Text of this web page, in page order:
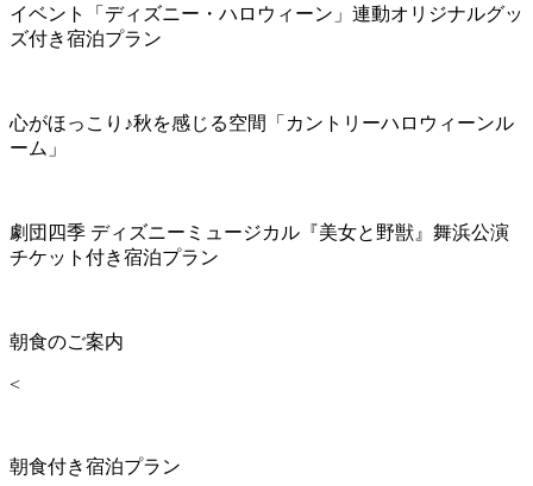
イベント「ディズニー・ハロウィーン」連動オリジナルグッ
ズ付き宿泊プラン
心がほっこり♪秋を感じる空間「カントリーハロウィーンル
ーム」
劇団四季 ディズニーミュージカル『美女と野獣』舞浜公演
チケット付き宿泊プラン
朝食のご案内
<
朝食付き宿泊プラン